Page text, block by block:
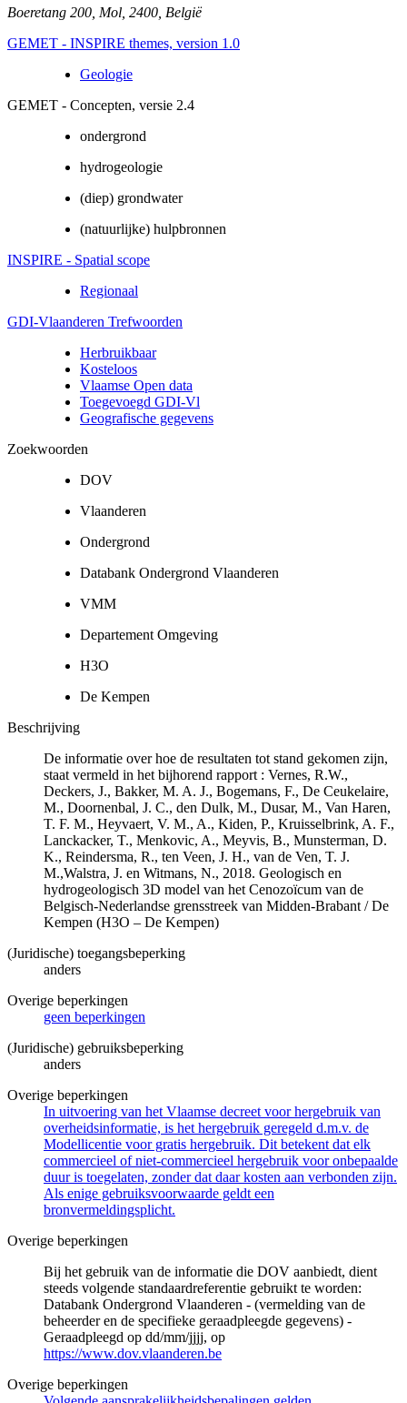
Boeretang 200 Mol 2400 België
GEMET - INSPIRE themes, version 1.0
Geologie
GEMET - Concepten, versie 2.4
ondergrond
hydrogeologie
(diep) grondwater
(natuurlijke) hulpbronnen
INSPIRE - Spatial scope
Regionaal
GDI-Vlaanderen Trefwoorden
Herbruikbaar
Kosteloos
Vlaamse Open data
Toegevoegd GDI-Vl
Geografische gegevens
Zoekwoorden
DOV
Vlaanderen
Ondergrond
Databank Ondergrond Vlaanderen
VMM
Departement Omgeving
H3O
De Kempen
Beschrijving
De informatie over hoe de resultaten tot stand gekomen zijn,
staat vermeld in het bijhorend rapport : Vernes, R.W.,
Deckers, J., Bakker, M. A. J., Bogemans, F., De Ceukelaire,
M., Doornenbal, J. C., den Dulk, M., Dusar, M., Van Haren,
T. F. M., Heyvaert, V. M., A., Kiden, P., Kruisselbrink, A. F.,
Lanckacker, T., Menkovic, A., Meyvis, B., Munsterman, D.
K., Reindersma, R., ten Veen, J. H., van de Ven, T. J.
M.,Walstra, J. en Witmans, N., 2018. Geologisch en
hydrogeologisch 3D model van het Cenozoïcum van de
Belgisch-Nederlandse grensstreek van Midden-Brabant / De
Kempen (H3O – De Kempen)
(Juridische) toegangsbeperking
anders
Overige beperkingen
geen beperkingen
(Juridische) gebruiksbeperking
anders
Overige beperkingen
In uitvoering van het Vlaamse decreet voor hergebruik van
overheidsinformatie, is het hergebruik geregeld d.m.v. de
Modellicentie voor gratis hergebruik. Dit betekent dat elk
commercieel of niet-commercieel hergebruik voor onbepaalde
duur is toegelaten, zonder dat daar kosten aan verbonden zijn.
Als enige gebruiksvoorwaarde geldt een
bronvermeldingsplicht.
Overige beperkingen
Bij het gebruik van de informatie die DOV aanbiedt, dient
steeds volgende standaardreferentie gebruikt te worden:
Databank Ondergrond Vlaanderen - (vermelding van de
beheerder en de specifieke geraadpleegde gegevens) -
Geraadpleegd op dd/mm/jjjj, op
https://www.dov.vlaanderen.be
Overige beperkingen